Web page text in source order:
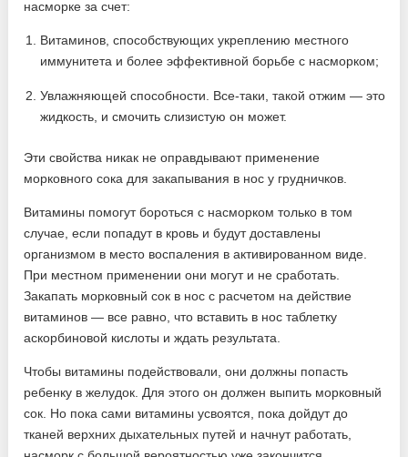
насморке за счет:
Витаминов, способствующих укреплению местного
иммунитета и более эффективной борьбе с насморком;
Увлажняющей способности. Все-таки, такой отжим — это
жидкость, и смочить слизистую он может.
Эти свойства никак не оправдывают применение
морковного сока для закапывания в нос у грудничков.
Витамины помогут бороться с насморком только в том
случае, если попадут в кровь и будут доставлены
организмом в место воспаления в активированном виде.
При местном применении они могут и не сработать.
Закапать морковный сок в нос с расчетом на действие
витаминов — все равно, что вставить в нос таблетку
аскорбиновой кислоты и ждать результата.
Чтобы витамины подействовали, они должны попасть
ребенку в желудок. Для этого он должен выпить морковный
сок. Но пока сами витамины усвоятся, пока дойдут до
тканей верхних дыхательных путей и начнут работать,